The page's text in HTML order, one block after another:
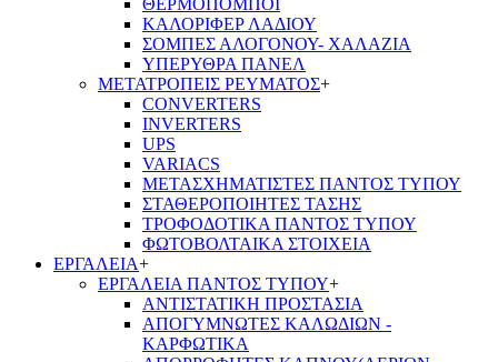
ΘΕΡΜΟΠΟΜΠΟΙ
ΚΑΛΟΡΙΦΕΡ ΛΑΔΙΟΥ
ΣΟΜΠΕΣ ΑΛΟΓΟΝΟΥ- ΧΑΛΑΖΙΑ
ΥΠΕΡΥΘΡΑ ΠΑΝΕΛ
ΜΕΤΑΤΡΟΠΕΙΣ ΡΕΥΜΑΤΟΣ+
CONVERTERS
INVERTERS
UPS
VARIACS
ΜΕΤΑΣΧΗΜΑΤΙΣΤΕΣ ΠΑΝΤΟΣ ΤΥΠΟΥ
ΣΤΑΘΕΡΟΠΟΙΗΤΕΣ ΤΑΣΗΣ
ΤΡΟΦΟΔΟΤΙΚΑ ΠΑΝΤΟΣ ΤΥΠΟΥ
ΦΩΤΟΒΟΛΤΑΙΚΑ ΣΤΟΙΧΕΙΑ
ΕΡΓΑΛΕΙΑ+
ΕΡΓΑΛΕΙΑ ΠΑΝΤΟΣ ΤΥΠΟΥ+
ΑΝΤΙΣΤΑΤΙΚΗ ΠΡΟΣΤΑΣΙΑ
ΑΠΟΓΥΜΝΩΤΕΣ ΚΑΛΩΔΙΩΝ -
ΚΑΡΦΩΤΙΚΑ